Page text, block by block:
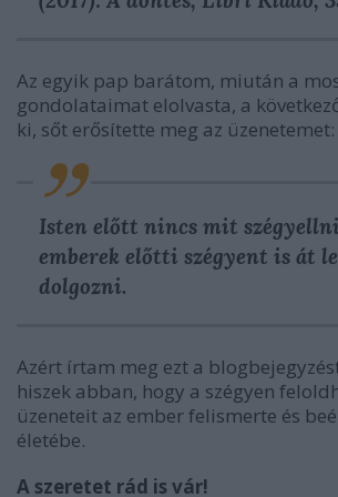
Az egyik pap barátom, miután a
gondolataimat elolvasta, a
ki, sőt erősítette meg az üzenetemet:
Isten előtt nincs mit
emberek előtti szégyent is át
dolgozni.
Azért írtam meg ezt a
hiszek abban, hogy a szégyen
üzeneteit az ember felismerte és
életébe.
A szeretet rád is vár!